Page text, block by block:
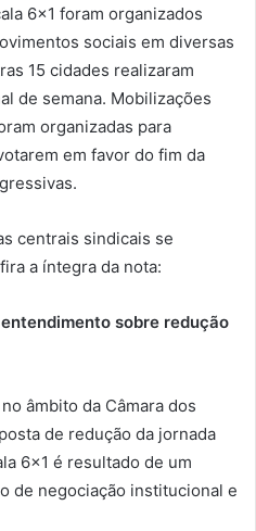
6×1 foram organizados
sociais em diversas
15 cidades realizaram
de semana. Mobilizações
organizadas para
em favor do fim da
centrais sindicais se
a íntegra da nota:
sobre redução
âmbito da Câmara dos
de redução da jornada
6×1 é resultado de um
de negociação institucional e